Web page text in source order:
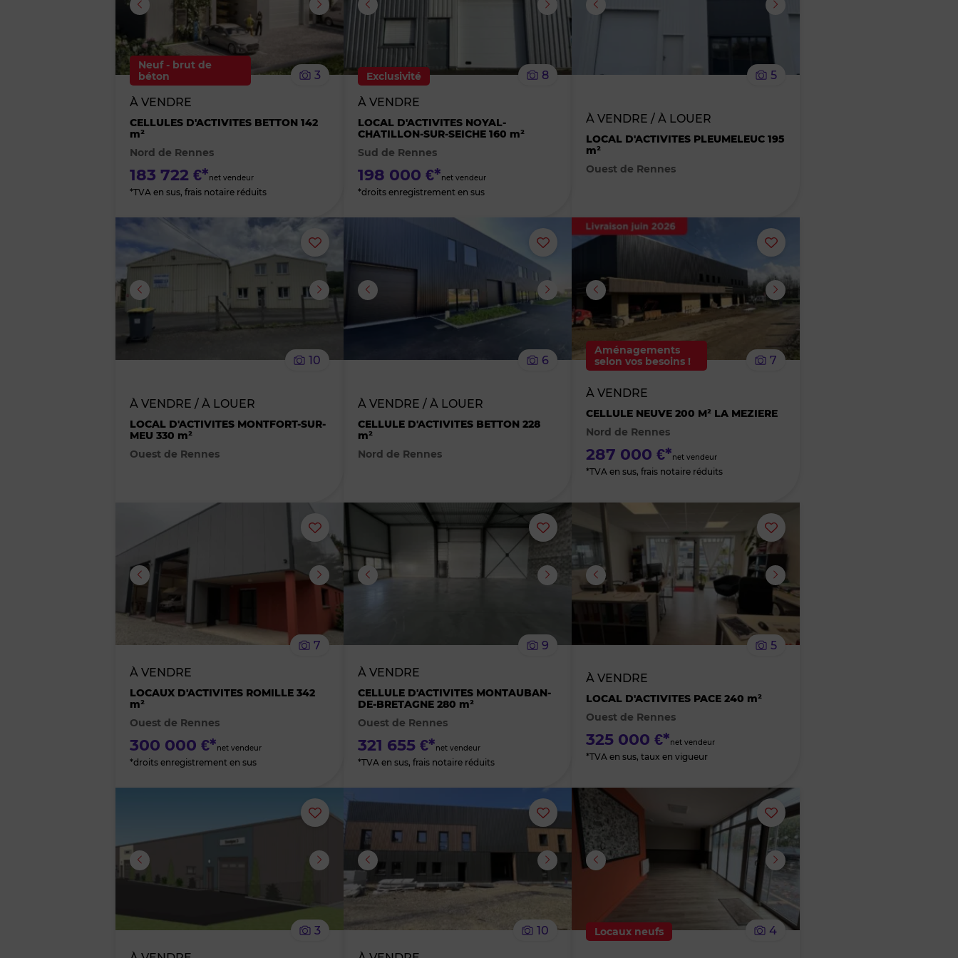
supprimer
le
favoris
Neuf - brut de
béton
3
À VENDRE
CELLULES D'ACTIVITES BETTON 142
m²
Nord de Rennes
183 722 €*net vendeur
*TVA en sus, frais notaire réduits
supprimer
favoris
Exclusivité
8
À VENDRE
LOCAL D'ACTIVITES NOYAL-
CHATILLON-SUR-SEICHE 160 m²
Sud de Rennes
198 000 €*net vendeur
*droits enregistrement en sus
5
À VENDRE / À LOUER
LOCAL D'ACTIVITES PLEUMELEUC 195
m²
Ouest de Rennes
Ajouter
ou
favoris
10
À VENDRE / À LOUER
LOCAL D'ACTIVITES MONTFORT-SUR-
MEU 330 m²
Ouest de Rennes
Ajouter
ou
supprimer
favoris
6
À VENDRE / À LOUER
CELLULE D'ACTIVITES BETTON 228
m²
Nord de Rennes
Ajouter
ou
supprimer
des
Aménagements
selon vos besoins !
7
À VENDRE
CELLULE NEUVE 200 M² LA MEZIERE
Nord de Rennes
287 000 €*net vendeur
*TVA en sus, frais notaire réduits
Ajouter
ou
supprimer
le
favoris
7
À VENDRE
LOCAUX D'ACTIVITES ROMILLE 342
m²
Ouest de Rennes
300 000 €*net vendeur
*droits enregistrement en sus
Ajouter
ou
supprimer
des
favoris
9
À VENDRE
CELLULE D'ACTIVITES MONTAUBAN-
DE-BRETAGNE 280 m²
Ouest de Rennes
321 655 €*net vendeur
*TVA en sus, frais notaire réduits
Ajouter
ou
supprimer
le
5
À VENDRE
LOCAL D'ACTIVITES PACE 240 m²
Ouest de Rennes
325 000 €*net vendeur
*TVA en sus, taux en vigueur
Ajouter
ou
supprimer
3
Ajouter
ou
supprimer
10
Ajouter
ou
le
Locaux neufs 4